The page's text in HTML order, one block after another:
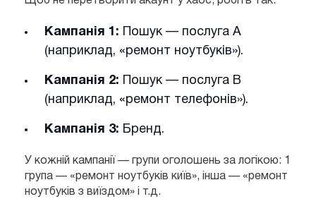
Кампанія 1: Пошук — послуга А
(наприклад, «ремонт ноутбуків»).
Кампанія 2: Пошук — послуга B
(наприклад, «ремонт телефонів»).
Кампанія 3: Бренд.
У кожній кампанії — групи оголошень за логікою: 1
група — «ремонт ноутбуків київ», інша — «ремонт
ноутбуків з виїздом» і т.д.